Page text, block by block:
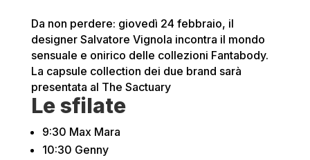
Da non perdere: giovedì 24 febbraio, il
designer Salvatore Vignola incontra il mondo
sensuale e onirico delle collezioni Fantabody.
La capsule collection dei due brand sarà
presentata al The Sactuary
Le sfilate
9:30 Max Mara
10:30 Genny